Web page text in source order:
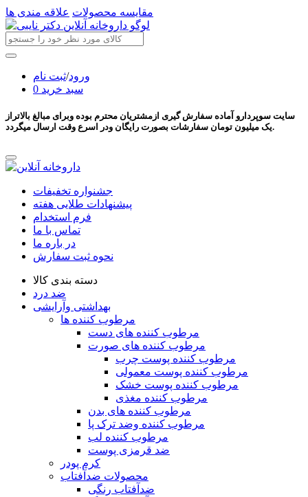
مقایسه محصولات علاقه مندی ها
ورود/ثبت نام
سبد خرید 0
سایت سوپردارو آماده سفارش گیری ازمشتریان محترم بوده وبرای مبالغ بالاتراز
یک میلیون تومان سفارشات بصورت رایگان ودر اسرع وقت ارسال میگردد.
جشنواره تخفیفات
پیشنهادات طلایی هفته
فرم استخدام
تماس با ما
در باره ما
نحوه ثبت سفارش
دسته بندی کالا
ضد درد
بهداشتی وآرایشی
مرطوب کننده ها
مرطوب کننده های دست
مرطوب کننده های صورت
مرطوب کننده پوست چرب
مرطوب کننده پوست معمولی
مرطوب کننده پوست خشک
مرطوب کننده مغذی
مرطوب کننده های بدن
مرطوب کننده وضد ترک پا
مرطوب کننده لب
ضد قرمزی پوست
کرم پودر
محصولات ضدآفتاب
ضدآفتاب رنگی